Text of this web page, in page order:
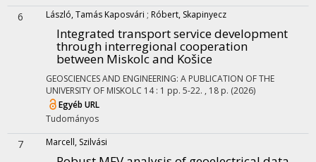
6 László, Tamás Kaposvári ; Róbert, Skapinyecz
Integrated transport service development
through interregional cooperation
between Miskolc and Košice
GEOSCIENCES AND ENGINEERING: A PUBLICATION OF THE
UNIVERSITY OF MISKOLC 14: 1 pp. 5-22. , 18 p. (2026)
Egyéb URL
Tudományos
7 Marcell, Szilvási